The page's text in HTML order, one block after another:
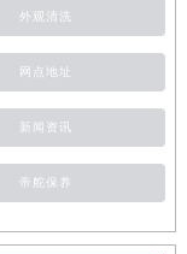
外观清洗
网点地址
新闻资讯
帝舵保养